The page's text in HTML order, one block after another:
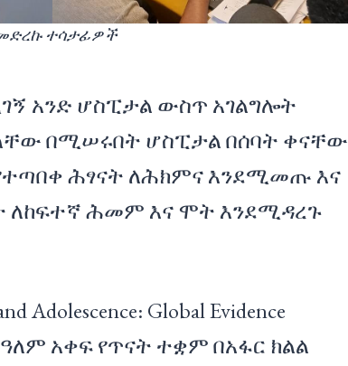
ተሳታፊዎች
አንድ ሆስፒታል ውስጥ አገልግሎት
በሚሠሩበት ሆስፒታል በሰባት ቀናቸው
ሕፃናት ለሕክምና እንደሚመጡ እና
ለከፍተኛ ሕመም እና ሞት እንደሚዳረጉ
Global Evidence
አቀፍ የጥናት ተቋም በአፋር ክልል